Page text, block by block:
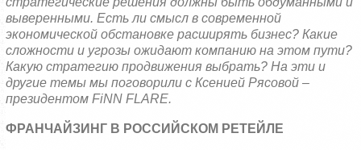
выверенными. Есть ли смысл в современной
экономической обстановке расширять бизнес? Какие
сложности и угрозы ожидают компанию на этом пути?
Какую стратегию продвижения выбрать? На эти и
другие темы мы поговорили с Ксенией Рясовой –
президентом FiNN FLARE.
ФРАНЧАЙЗИНГ В РОССИЙСКОМ РЕТЕЙЛЕ